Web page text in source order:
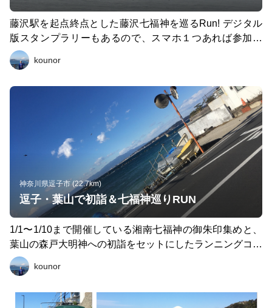
藤沢駅を起点終点とした藤沢七福神を巡るRun! デジタル
版スタンプラリーもあるので、スマホ１つあれば参加可
能。 Run途中、江ノ島から見る富士山も綺麗でしたが、
片瀬山付近から見る富士山も格別です。 4社4寺を巡り終
kounor
神奈川県逗子市 (22.7km)
逗子・葉山で初詣＆七福神巡りRUN
1/1〜1/10まで開催している湘南七福神の御朱印集めと、
葉山の森戸大明神への初詣をセットにしたランニングコー
ス。 好天に恵まれたら、京急バス「真名瀬」停留所から
富士山と江ノ島が綺麗に見られます。 距離は約20km、ラ
る時間を含めると３時間程度、新春の逗子・葉山を満喫で
kounor